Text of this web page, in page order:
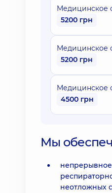
Медицинское
5200 грн
Медицинское
5200 грн
Медицинское
4500 грн
Мы
неотложных